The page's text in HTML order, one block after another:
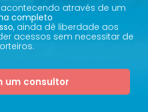
através de um
completo
, ainda dê liberdade aos
acessos sem necessitar de
um consultor